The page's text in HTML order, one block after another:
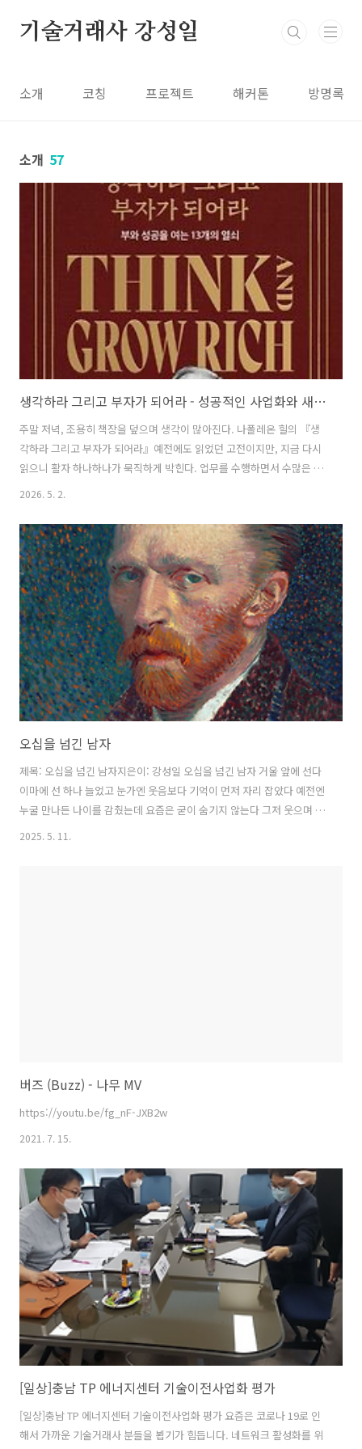
기술거래사 강성일
소개 코칭 프로젝트 해커톤 방명록
소개 57
생각하라 그리고 부자가 되어라 - 성공적인 사업화와 새로운 도약을 위한 마인드셋
주말 저녁, 조용히 책장을 덮으며 생각이 많아진다. 나폴레온 힐의 『생
각하라 그리고 부자가 되어라』예전에도 읽었던 고전이지만, 지금 다시
읽으니 활자 하나하나가 묵직하게 박힌다. 업무를 수행하면서 수많은 중
소기업들의 기술사업화 컨설팅을 진행하면서, 결국 성공 궤도에 오르는
거창한 기술력 이전에, 결국 판을 짜는 사람의 '생각의 방식'과 흔들리지
않는 '명확한 목표'가 전부라는 걸 이 책이 다시금 찔러준다. 단순히 막연
한 희망사항이 아니라, 언제까지 무엇을 어떻게 이룰 것인지에 대한 고민
이 많은. 지금 나에게 가장 필요한 뼈대가 아닐까 싶다. 혼자서는 절대 멀
리 갈 수 없다는 '마스터마인드' 파트에서도 깊이 공감했다. 기술혁신형
리빙랩 ..
2026. 5. 2.
오십을 넘긴 남자
제목: 오십을 넘긴 남자지은이: 강성일 오십을 넘긴 남자 거울 앞에 선다
이마에 선 하나 늘었고 눈가엔 웃음보다 기억이 먼저 자리 잡았다 예전엔
누굴 만나든 나이를 감췄는데 요즘은 굳이 숨기지 않는다 그저 웃으며 말
한다 “오십하나입니다” 이 나이가 되면 꿈보다 보험을 먼저 얘기하고 사
2025. 5. 11.
버즈 (Buzz) - 나무 MV
https://youtu.be/fg_nF-JXB2w
2021. 7. 15.
[일상]충남 TP 에너지센터 기술이전사업화 평가
[일상]충남 TP 에너지센터 기술이전사업화 평가 요즘은 코로나 19로 인
해서 가까운 기술거래사 분들을 뵙기가 힘듭니다. 네트워크 활성화를 위